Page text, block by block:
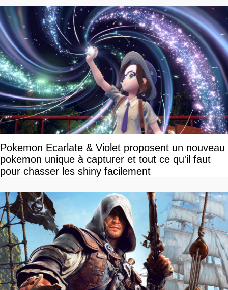
Pokemon Ecarlate & Violet proposent un nouveau
pokemon unique à capturer et tout ce qu'il faut
pour chasser les shiny facilement